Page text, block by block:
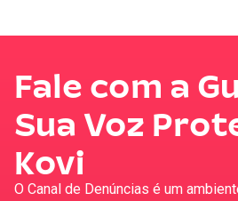
Fale com a
Sua Voz
Kovi
O Canal de Denúncias é um